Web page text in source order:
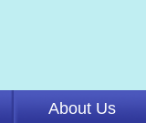
About Us